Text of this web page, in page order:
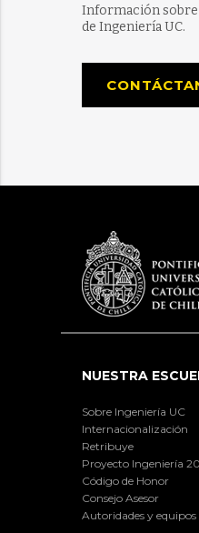
Información sobre
de Ingeniería UC.
NUESTRA
Sobre Ingeniería UC
Internacionalización
Retribuye
Proyecto Ingeniería
Código de Honor
Consejo Asesor
Autoridades y equipos